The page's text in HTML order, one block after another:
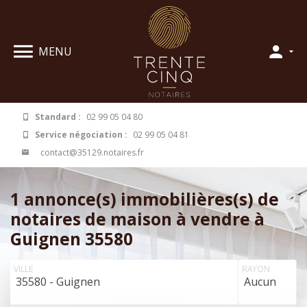
MENU
Standard : 02 99 05 04 80
Service négociation : 02 99 05 04 81
contact@35129.notaires.fr
1 annonce(s) immobilières(s) de
notaires de maison à vendre à
Guignen 35580
VILLE
35580 - Guignen
RAYON
Aucun
Panneau de gestion des cookies